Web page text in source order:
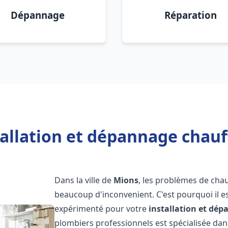
Dépannage Réparation
et dépannage
Dans la ville de Mions, les problèmes de
beaucoup d'inconvenient. C'est pourquoi il
expérimenté pour votre installation et
plombiers professionnels est spécialisée